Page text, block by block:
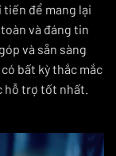
để mang lại
và đáng tin
và sẵn sàng
bất kỳ thắc mắc
hỗ trợ tốt nhất.